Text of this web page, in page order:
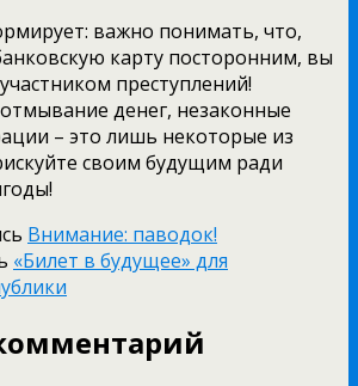
важно понимать, что,
карту посторонним, вы
преступлений!
денег, незаконные
– это лишь некоторые из
своим будущим ради
Внимание: паводок!
«Билет в будущее» для